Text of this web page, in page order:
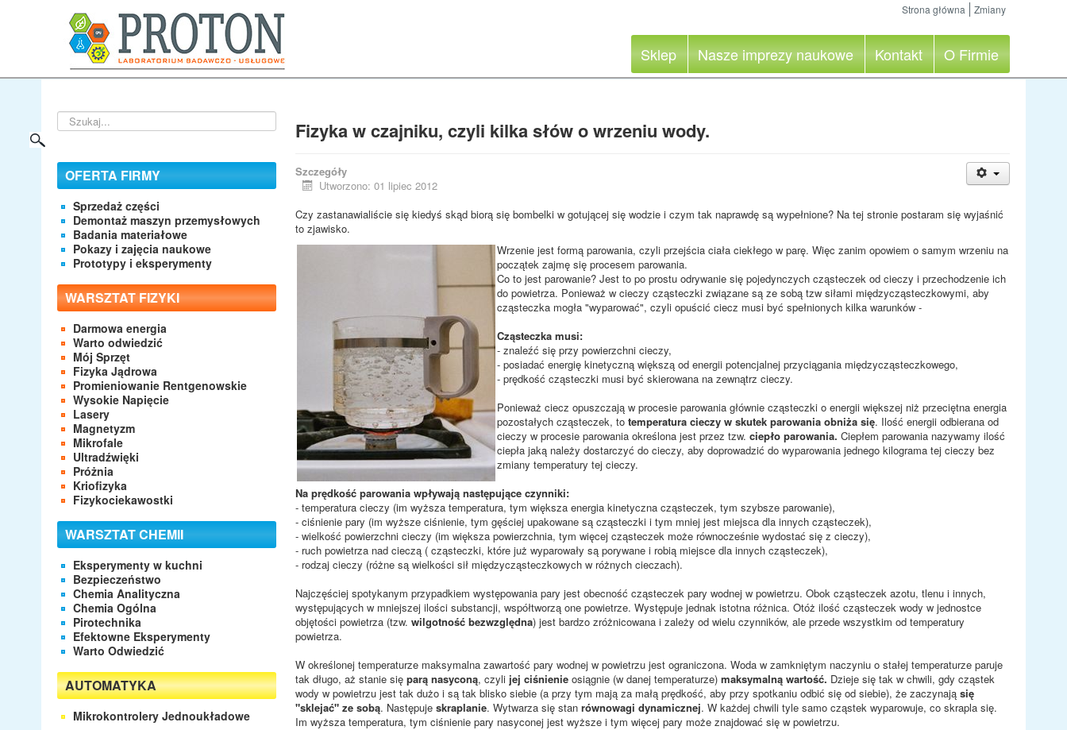
Strona główna Zmiany
Sklep Nasze imprezy naukowe Kontakt O Firmie
Szukaj...
OFERTA FIRMY
Sprzedaż części
Demontaż maszyn przemysłowych
Badania materiałowe
Pokazy i zajęcia naukowe
Prototypy i eksperymenty
WARSZTAT FIZYKI
Darmowa energia
Warto odwiedzić
Mój Sprzęt
Fizyka Jądrowa
Promieniowanie Rentgenowskie
Wysokie Napięcie
Lasery
Magnetyzm
Mikrofale
Ultradźwięki
Próżnia
Kriofizyka
Fizykociekawostki
WARSZTAT CHEMII
Eksperymenty w kuchni
Bezpieczeństwo
Chemia Analityczna
Chemia Ogólna
Pirotechnika
Efektowne Eksperymenty
Warto Odwiedzić
AUTOMATYKA
Mikrokontrolery Jednoukładowe
Fizyka w czajniku, czyli kilka słów o wrzeniu wody.
Szczegóły
Utworzono: 01 lipiec 2012
Czy zastanawialiście się kiedyś skąd biorą się bombelki w gotującej się wodzie i czym tak naprawdę są wypełnione? Na tej stronie postaram się wyjaśnić
to zjawisko.
Wrzenie jest formą parowania, czyli przejścia ciała ciekłego w parę. Więc zanim opowiem o samym wrzeniu na
początek zajmę się procesem parowania.
Co to jest parowanie? Jest to po prostu odrywanie się pojedynczych cząsteczek od cieczy i przechodzenie ich
do powietrza. Ponieważ w cieczy cząsteczki związane są ze sobą tzw siłami międzycząsteczkowymi, aby
cząsteczka mogła "wyparować", czyli opuścić ciecz musi być spełnionych kilka warunków -
Cząsteczka musi:
- znaleźć się przy powierzchni cieczy,
- posiadać energię kinetyczną większą od energii potencjalnej przyciągania międzycząsteczkowego,
- prędkość cząsteczki musi być skierowana na zewnątrz cieczy.
Ponieważ ciecz opuszczają w procesie parowania głównie cząsteczki o energii większej niż przeciętna energia
pozostałych cząsteczek, to temperatura cieczy w skutek parowania obniża się. Ilość energii odbierana od
cieczy w procesie parowania określona jest przez tzw. ciepło parowania. Ciepłem parowania nazywamy ilość
ciepła jaką należy dostarczyć do cieczy, aby doprowadzić do wyparowania jednego kilograma tej cieczy bez
zmiany temperatury tej cieczy.
Na prędkość parowania wpływają następujące czynniki:
- temperatura cieczy (im wyższa temperatura, tym większa energia kinetyczna cząsteczek, tym szybsze parowanie),
- ciśnienie pary (im wyższe ciśnienie, tym gęściej upakowane są cząsteczki i tym mniej jest miejsca dla innych cząsteczek),
- wielkość powierzchni cieczy (im większa powierzchnia, tym więcej cząsteczek może równocześnie wydostać się z cieczy),
- ruch powietrza nad cieczą ( cząsteczki, które już wyparowały są porywane i robią miejsce dla innych cząsteczek),
- rodzaj cieczy (różne są wielkości sił międzycząsteczkowych w różnych cieczach).
Najczęściej spotykanym przypadkiem występowania pary jest obecność cząsteczek pary wodnej w powietrzu. Obok cząsteczek azotu, tlenu i innych,
występujących w mniejszej ilości substancji, współtworzą one powietrze. Występuje jednak istotna różnica. Otóż ilość cząsteczek wody w jednostce
objętości powietrza (tzw. wilgotność bezwzględna) jest bardzo zróżnicowana i zależy od wielu czynników, ale przede wszystkim od temperatury
powietrza.
W określonej temperaturze maksymalna zawartość pary wodnej w powietrzu jest ograniczona. Woda w zamkniętym naczyniu o stałej temperaturze paruje
tak długo, aż stanie się parą nasyconą, czyli jej ciśnienie osiągnie (w danej temperaturze) maksymalną wartość. Dzieje się tak w chwili, gdy cząstek
wody w powietrzu jest tak dużo i są tak blisko siebie (a przy tym mają za małą prędkość, aby przy spotkaniu odbić się od siebie), że zaczynają się
"sklejać" ze sobą. Następuje skraplanie. Wytwarza się stan równowagi dynamicznej. W każdej chwili tyle samo cząstek wyparowuje, co skrapla się.
Im wyższa temperatura, tym ciśnienie pary nasyconej jest wyższe i tym więcej pary może znajdować się w powietrzu.